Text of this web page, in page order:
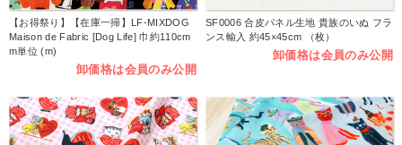
【お得祭り】【在庫一掃】LF-MIXDOG
Maison de Fabric [Dog Life] 巾約110cm
m単位 (m)
卸価格は会員のみ公開
SF0006 合皮パネル生地 貴族のいぬ フラ
ンス輸入 約45×45cm （枚）
卸価格は会員のみ公開